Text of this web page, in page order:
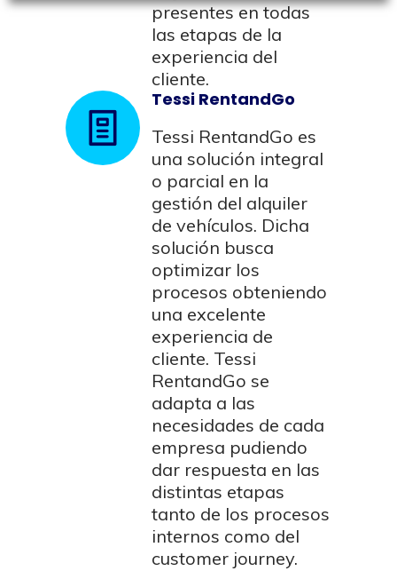
presentes en todas
las etapas de la
experiencia del
cliente.
Tessi RentandGo
Tessi RentandGo es
una solución integral
o parcial en la
gestión del alquiler
de vehículos. Dicha
solución busca
optimizar los
procesos obteniendo
una excelente
experiencia de
cliente. Tessi
RentandGo se
adapta a las
necesidades de cada
empresa pudiendo
dar respuesta en las
distintas etapas
tanto de los procesos
internos como del
customer journey.